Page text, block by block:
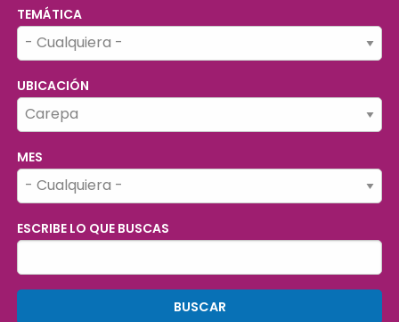
TEMÁTICA
UBICACIÓN
MES
ESCRIBE LO QUE BUSCAS